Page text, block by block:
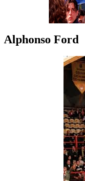
Alphonso Ford